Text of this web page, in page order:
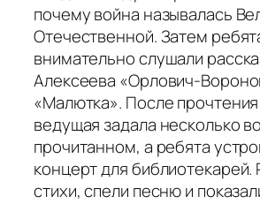
почему война называлась
Отечественной. Затем
внимательно слушали
Алексеева «Орлович-
«Малютка». После
ведущая задала несколько
прочитанном, а ребята
концерт для библиотекарей.
стихи, спели песню и